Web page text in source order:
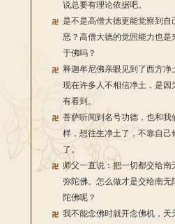
说总要有理论依据吧。
是不是高僧大德更能觉察到自
恶？高僧大德的觉照能力也是
于佛吗？
释迦牟尼佛亲眼见到了西方净
现在许多人不相信净土，是因
有看到。
菩萨听闻到名号功德，也和我
样，想往生净土了，不靠自己
了。
师父一直说：把一切都交给南
弥陀佛。怎么做才是交给南无
陀佛呢？
我不能念佛时就开念佛机，天